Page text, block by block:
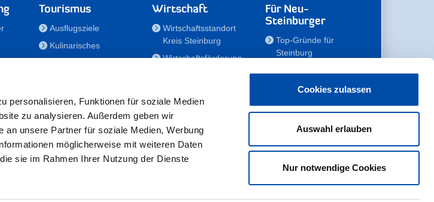
personalisieren, Funktionen für soziale Medien
zu analysieren. Außerdem geben wir
an unsere Partner für soziale Medien, Werbung
möglicherweise mit weiteren Daten
sie im Rahmen Ihrer Nutzung der Dienste
Cookies zulassen
Auswahl erlauben
Nur notwendige Cookies
Tourismus
Ausflugsziele
Kulinarisches
Veranstaltungen
Wirtschaft
Wirtschaftsstandort
Kreis Steinburg
Wirtschaftsförderung
Zahlen, Daten,
Fakten
Gewerbeflächen
Für Neu-
Steinburger
Top-Gründe für
Steinburg
Meine Immobilie
Erholen